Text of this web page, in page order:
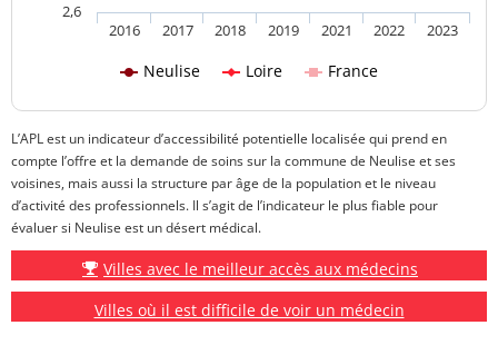
Neulise Loire France
2016 2017 2018 2019 2021 2022 2023
2,6
L’APL est un indicateur d’accessibilité potentielle localisée qui prend en
compte l’offre et la demande de soins sur la commune de Neulise et ses
voisines, mais aussi la structure par âge de la population et le niveau
d’activité des professionnels. Il s’agit de l’indicateur le plus fiable pour
évaluer si Neulise est un désert médical.
Villes avec le meilleur accès aux médecins
Villes où il est difficile de voir un médecin